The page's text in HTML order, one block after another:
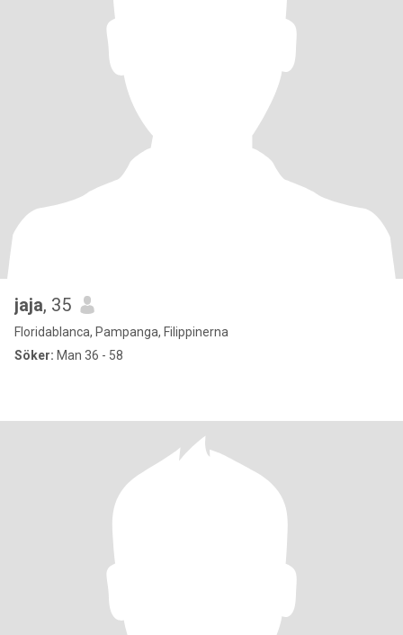
jaja, 35
Floridablanca, Pampanga, Filippinerna
Söker: Man 36 - 58